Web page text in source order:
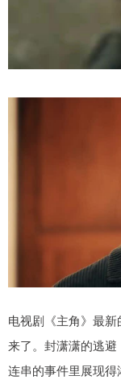
电视剧《主角》最
来了。封潇潇的逃
连串的事件里展现得